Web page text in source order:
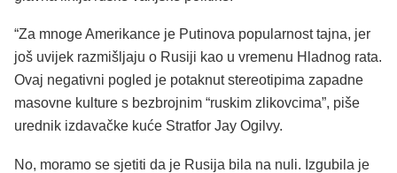
“Za mnoge Amerikance je Putinova popularnost tajna, jer
još uvijek razmišljaju o Rusiji kao u vremenu Hladnog rata.
Ovaj negativni pogled je potaknut stereotipima zapadne
masovne kulture s bezbrojnim “ruskim zlikovcima”, piše
urednik izdavačke kuće Stratfor Jay Ogilvy.
No, moramo se sjetiti da je Rusija bila na nuli. Izgubila je